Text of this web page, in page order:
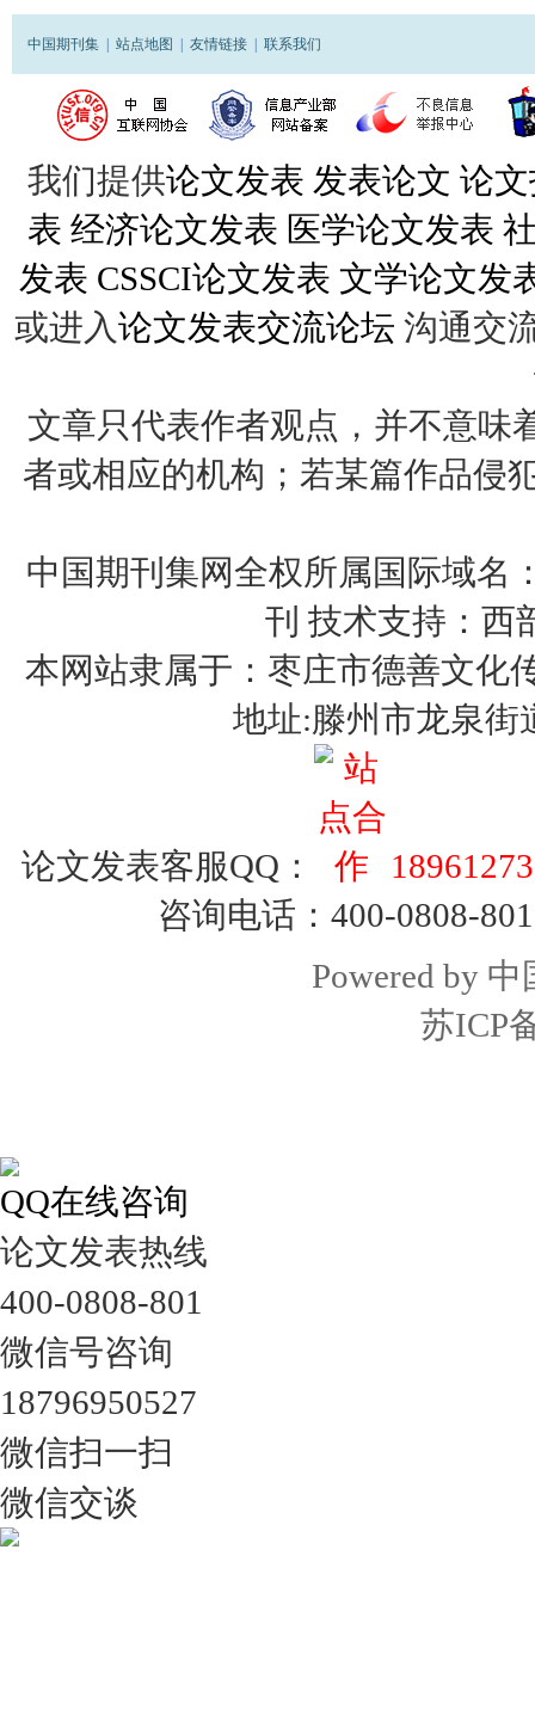
中国期刊集 站点地图 友情链接 联系我们
我们提供论文发表 发表论文 论
表 经济论文发表 医学论文发表
发表 CSSCI论文发表 文学论文发
或进入论文发表交流论坛 沟通交
文章只代表作者观点，并不意味
者或相应的机构；若某篇作品侵
中国期刊集网全权所属国际域名
刊 技术支持：西
本网站隶属于：枣庄市德善文化
地址:滕州市龙泉街
论文发表客服QQ：
咨询电话：400-0808-
Powered by 中
苏ICP
QQ在线咨询
论文发表热线
400-0808-801
微信号咨询
18796950527
微信扫一扫
微信交谈